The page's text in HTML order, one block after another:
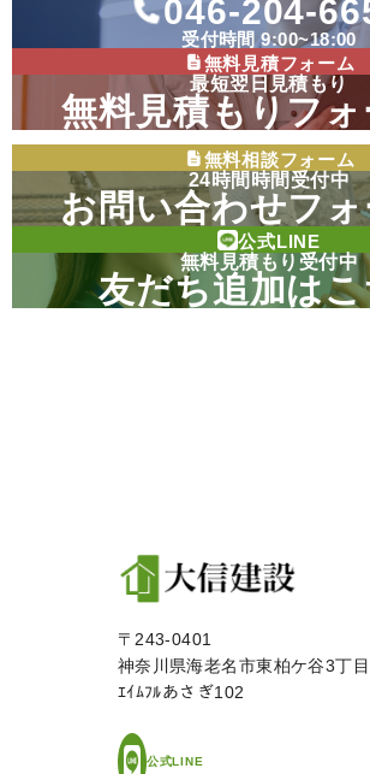
046-204-
受付時間 9:00~18:00
無料見積フォーム
最短翌日見積もり
無料見積もりフ
無料相談フォーム
24時間時間受付中
お問い合わせフ
公式LINE
無料見積もり受付中
友だち追加は
〒243-0401
神奈川県海老名市東柏ケ谷3丁
ｴｲﾑﾌﾙあさぎ102
公式LINE